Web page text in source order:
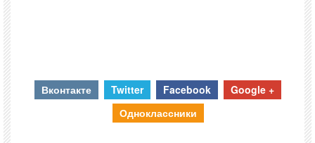
Вконтакте Twitter Facebook
Google +
Одноклассники